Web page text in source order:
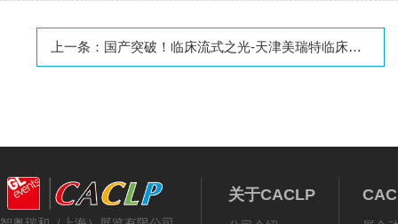
上一条： 国产突破！临床流式之光-天津美瑞特临床流式一站式服务！
关于CACLP